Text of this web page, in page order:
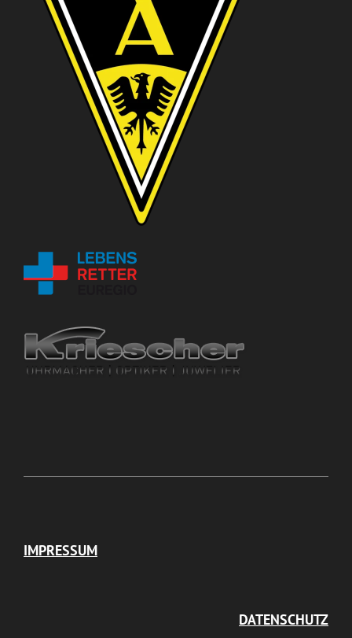
IMPRESSUM
DATENSCHUTZ